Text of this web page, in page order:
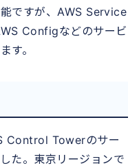
ですが、AWS Service
Configなどのサービ
す。
Control Towerのサー
た。東京リージョンで